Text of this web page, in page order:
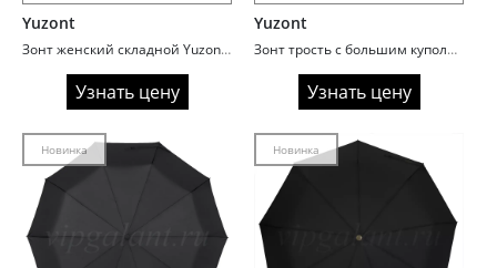
Yuzont
Зонт женский складной Yuzont 2018 полный автомат
Узнать цену
Yuzont
Зонт трость с большим куполом Yuzont 422 прямая ручка
Узнать цену
Новинка Новинка